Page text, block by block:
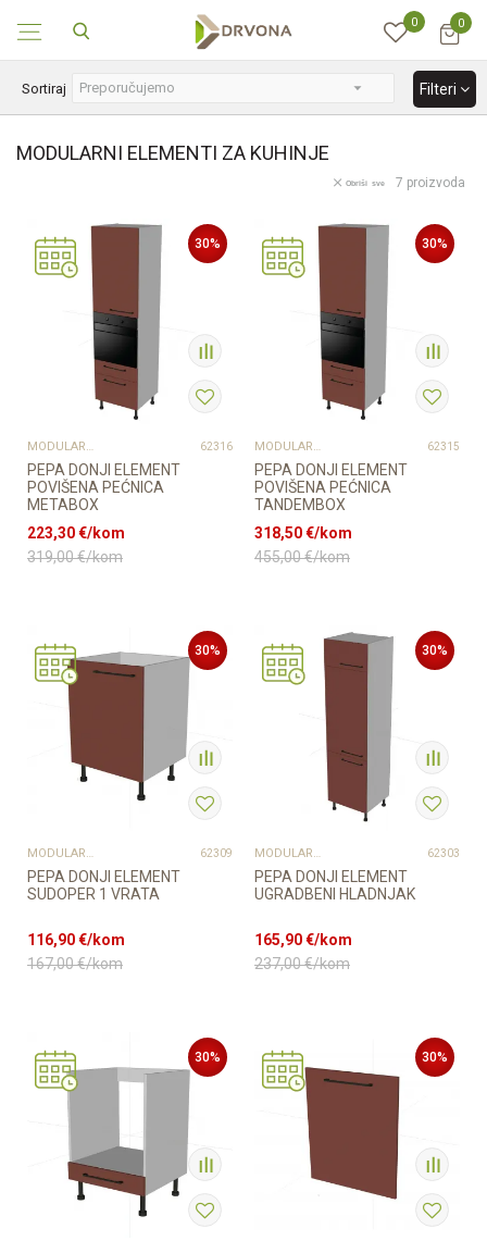
0 0
MODULARNI ELEMENTI ZA KUHINJE
Sortiraj Filteri
7 proizvoda
Obriši sve
30%
MODULARNI ELEMENTI ZA KUHINJE 62316
PEPA DONJI ELEMENT
POVIŠENA PEĆNICA
METABOX
223,30€/kom
319,00€/kom
30%
MODULARNI ELEMENTI ZA KUHINJE 62315
PEPA DONJI ELEMENT
POVIŠENA PEĆNICA
TANDEMBOX
318,50€/kom
455,00€/kom
30%
MODULARNI ELEMENTI ZA KUHINJE 62309
PEPA DONJI ELEMENT
SUDOPER 1 VRATA
116,90€/kom
167,00€/kom
30%
MODULARNI ELEMENTI ZA KUHINJE 62303
PEPA DONJI ELEMENT
UGRADBENI HLADNJAK
165,90€/kom
237,00€/kom
30% 30%